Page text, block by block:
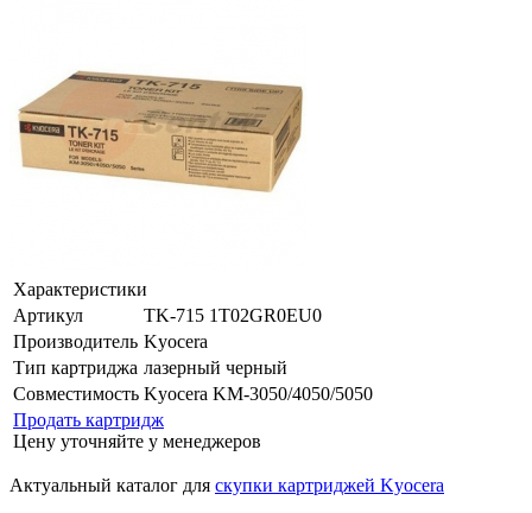
Характеристики
Артикул
TK-715 1T02GR0EU0
Производитель Kyocera
Тип картриджа лазерный черный
Совместимость Kyocera KM-3050/4050/5050
Продать картридж
Цену уточняйте у менеджеров
Актуальный каталог для скупки картриджей Kyocera